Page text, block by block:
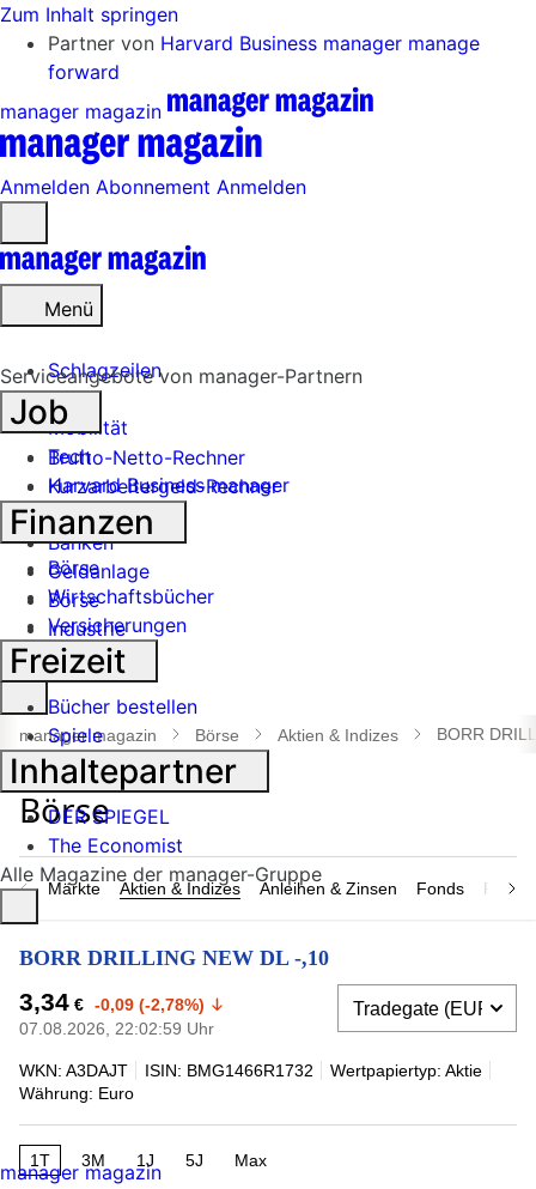
Zum Inhalt springen
Partner von Harvard Business manager manage
forward
manager magazin
Anmelden Abonnement Anmelden
öffnen
Menü
Schlagzeilen
Mobilität
Tech
Harvard Business manager
Handel
Banken
Geldanlage
Börse
Industrie
Suche
öffnen
manager magazin Börse Aktien & Indizes BORR
Märkte Aktien & Indizes Anleihen & Zinsen Fonds
BORR DRILLING NEW DL -,10
3,34 € -0,09 (-2,78%)
07.08.2026, 22:02:59 Uhr
WKN: A3DAJT ISIN: BMG1466R1732
Wertpapiertyp: Aktie
Währung: Euro
1T 3M 1J 5J Max
Serviceangebote von manager-Partnern
Job
Brutto-Netto-Rechner
Kurzarbeitergeld-Rechner
Finanzen
Börse
Wirtschaftsbücher
Versicherungen
Freizeit
Bücher bestellen
Spiele
Inhaltepartner
DER SPIEGEL
The Economist
Alle Magazine der manager-Gruppe
manager magazin